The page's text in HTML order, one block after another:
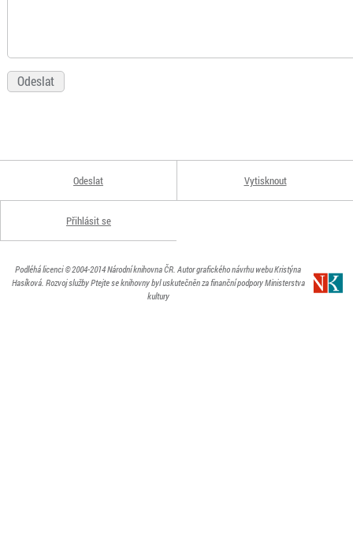
Odeslat Vytisknout
Přihlásit se
Podléhá licenci© 2004-2014Národní knihovna ČR. Autor grafického návrhu webu Kristýna
Hasíková. Rozvoj služby Ptejte se knihovny byl uskutečněn za finanční podpory Ministerstva
kultury